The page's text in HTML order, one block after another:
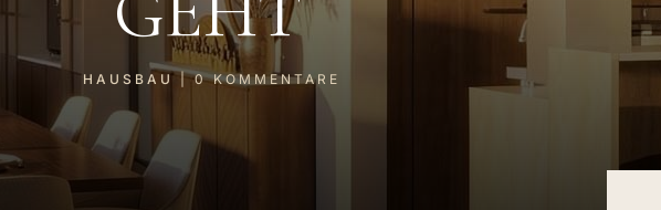
HAUSBAU|0KOMMENTARE